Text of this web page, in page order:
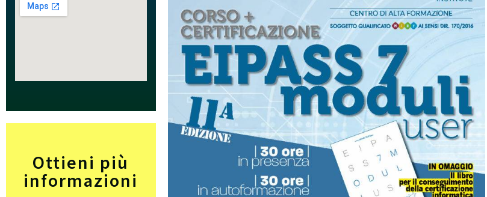
Ottieni più
informazioni